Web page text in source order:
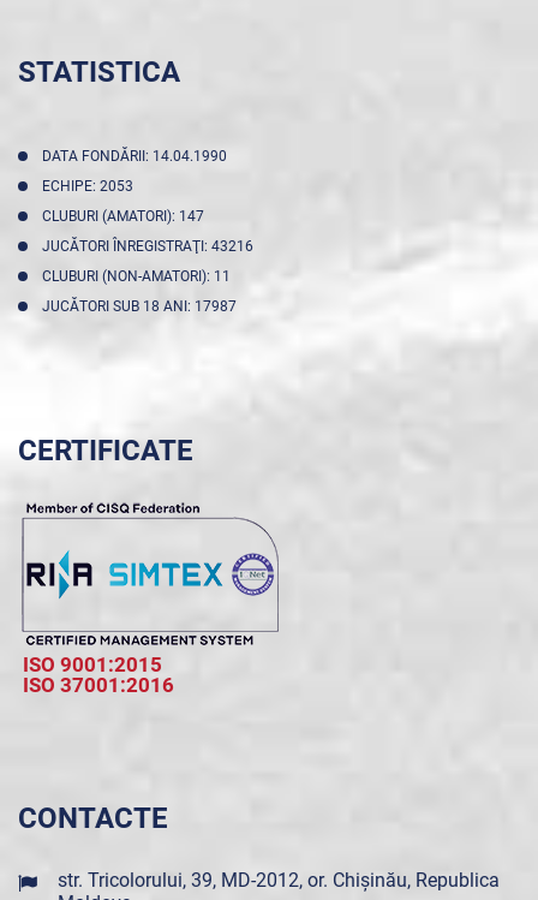
STATISTICA
DATA FONDĂRII: 14.04.1990
ECHIPE: 2053
CLUBURI (AMATORI): 147
JUCĂTORI ÎNREGISTRAŢI: 43216
CLUBURI (NON-AMATORI): 11
JUCĂTORI SUB 18 ANI: 17987
CERTIFICATE
ISO 9001:2015
ISO 37001:2016
CONTACTE
str. Tricolorului, 39, MD-2012, or. Chișinău, Republica